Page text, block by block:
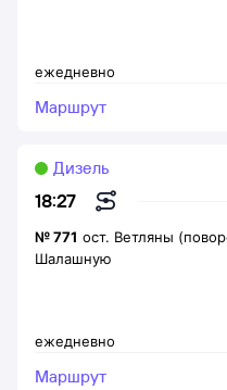
ежедневно
Маршрут
18:27
Дизель
ежедневно
№771 ост. Ветляны
Шалашную
Маршрут